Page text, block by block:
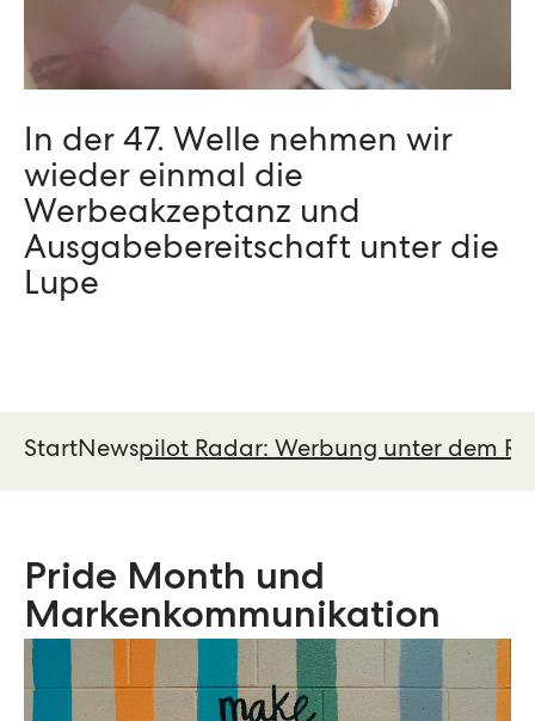
In der 47. Welle nehmen wir
wieder einmal die
Werbeakzeptanz und
Ausgabebereitschaft unter die
Lupe
StartNewspilot Radar: Werbung unter dem
Pride Month und
Markenkommunikation